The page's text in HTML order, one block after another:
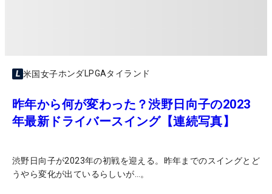
米国女子ホンダLPGAタイランド
昨年から何が変わった？渋野日向子の2023
年最新ドライバースイング【連続写真】
渋野日向子が2023年の初戦を迎える。昨年までのスイングとど
うやら変化が出ているらしいが…。